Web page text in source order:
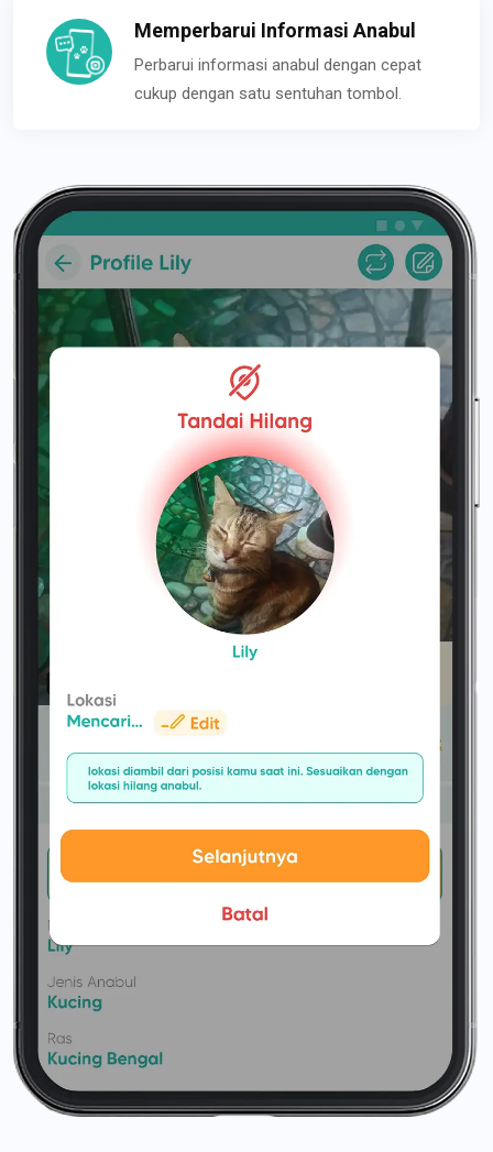
Memperbarui Informasi Anabul
Perbarui informasi anabul dengan cepat
cukup dengan satu sentuhan tombol.